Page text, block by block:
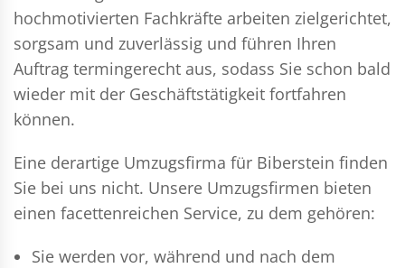
hochmotivierten Fachkräfte arbeiten zielgerichtet,
sorgsam und zuverlässig und führen Ihren
Auftrag termingerecht aus, sodass Sie schon bald
wieder mit der Geschäftstätigkeit fortfahren
können.
Eine derartige Umzugsfirma für Biberstein finden
Sie bei uns nicht. Unsere Umzugsfirmen bieten
einen facettenreichen Service, zu dem gehören:
Sie werden vor, während und nach dem